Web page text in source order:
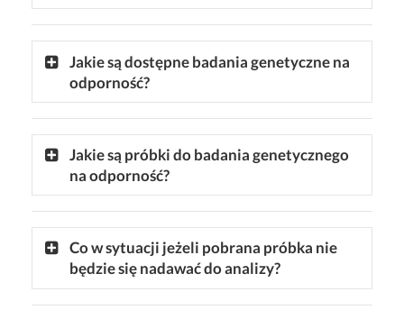
Jakie są dostępne badania genetyczne na
odporność?
Jakie są próbki do badania genetycznego
na odporność?
Co w sytuacji jeżeli pobrana próbka nie
będzie się nadawać do analizy?